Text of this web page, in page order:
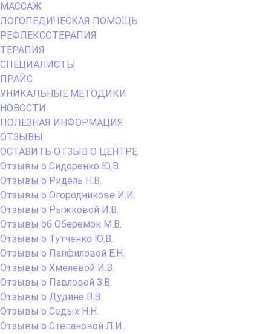
МАССАЖ
ЛОГОПЕДИЧЕСКАЯ ПОМОЩЬ
РЕФЛЕКСОТЕРАПИЯ
ТЕРАПИЯ
СПЕЦИАЛИСТЫ
ПРАЙС
УНИКАЛЬНЫЕ МЕТОДИКИ
НОВОСТИ
ПОЛЕЗНАЯ ИНФОРМАЦИЯ
ОТЗЫВЫ
ОСТАВИТЬ ОТЗЫВ О ЦЕНТРЕ
Отзывы о Сидоренко Ю.В.
Отзывы о Ридель Н.В.
Отзывы о Огородникове И.И.
Отзывы о Рыжковой И.В.
Отзывы об Оберемок М.В.
Отзывы о Тутченко Ю.В.
Отзывы о Панфиловой Е.Н.
Отзывы о Хмелевой И.В.
Отзывы о Павловой З.В.
Отзывы о Дудине В.В.
Отзывы о Седых Н.Н.
Отзывы о Степановой Л.И.